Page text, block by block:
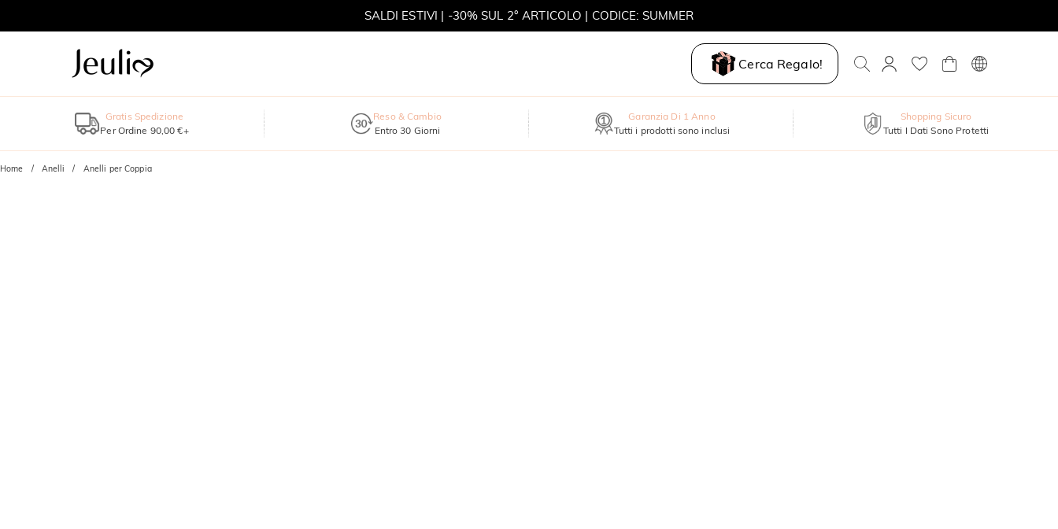
SALDI ESTIVI | -30% SUL 2° ARTICOLO | CODICE: SUMMER
Cerca Regalo!
Gratis Spedizione
Per Ordine 90,00 €+
Reso & Cambio
Entro 30 Giorni
Garanzia Di 1 Anno
Tutti i prodotti sono inclusi
Shopping Sicuro
Tutti I Dati Sono Protetti
Home Anelli Anelli per Coppia